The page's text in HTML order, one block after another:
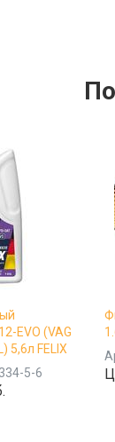
EVO (VAG
5,6л FELIX
5-6